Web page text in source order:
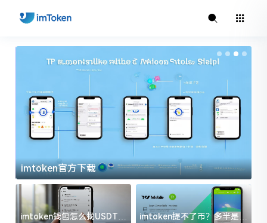
imtoken官方下载
imtoken钱包怎么找USDT地
imtoken提不了币？多半是这